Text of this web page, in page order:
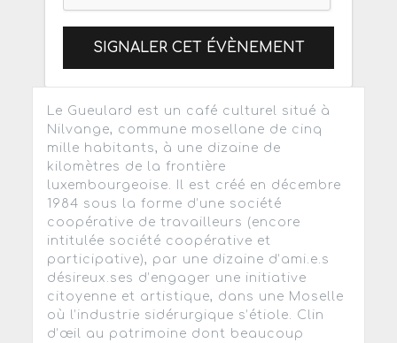
SIGNALER CET ÉVÈNEMENT
Le Gueulard est un café culturel situé à
Nilvange, commune mosellane de cinq
mille habitants, à une dizaine de
kilomètres de la frontière
luxembourgeoise. Il est créé en décembre
1984 sous la forme d’une société
coopérative de travailleurs (encore
intitulée société coopérative et
participative), par une dizaine d’ami.e.s
désireux.ses d’engager une initiative
citoyenne et artistique, dans une Moselle
où l’industrie sidérurgique s’étiole. Clin
d’œil au patrimoine dont beaucoup